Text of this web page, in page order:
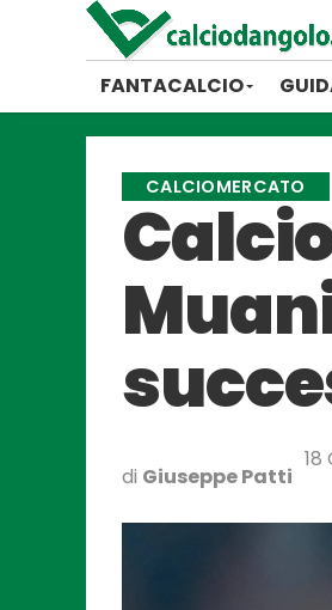
FANTACALCIO
CALCIOMERCATO
di Giuseppe Patti
18